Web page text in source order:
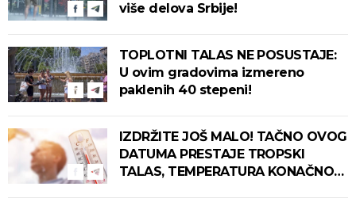
više delova Srbije!
TOPLOTNI TALAS NE POSUSTAJE:
U ovim gradovima izmereno
paklenih 40 stepeni!
IZDRŽITE JOŠ MALO! TAČNO OVOG
DATUMA PRESTAJE TROPSKI
TALAS, TEMPERATURA KONAČNO